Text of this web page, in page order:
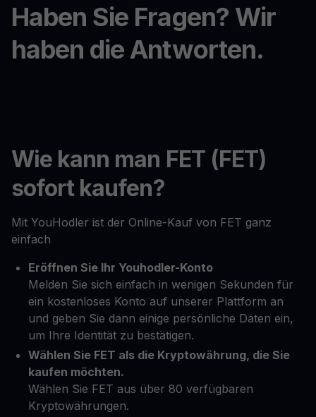
Haben Sie Fragen? Wir
haben die Antworten.
Wie kann man FET (FET)
sofort kaufen?
Mit YouHodler ist der Online-Kauf von FET ganz
einfach
Eröffnen Sie Ihr Youhodler-Konto
Melden Sie sich einfach in wenigen Sekunden für
ein kostenloses Konto auf unserer Plattform an
und geben Sie dann einige persönliche Daten ein,
um Ihre Identität zu bestätigen.
Wählen Sie FET als die Kryptowährung, die Sie
kaufen möchten.
Wählen Sie FET aus über 80 verfügbaren
Kryptowährungen.